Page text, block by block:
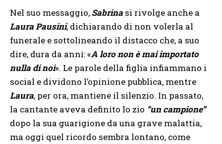
Nel suo messaggio, Sabrina si rivolge anche a
Laura Pausini, dichiarando di non volerla al
funerale e sottolineando il distacco che, a suo
dire, dura da anni: «A loro non è mai importato
nulla di noi». Le parole della figlia infiammano i
social e dividono l’opinione pubblica, mentre
Laura, per ora, mantiene il silenzio. In passato,
la cantante aveva definito lo zio “un campione”
dopo la sua guarigione da una grave malattia,
ma oggi quel ricordo sembra lontano, come